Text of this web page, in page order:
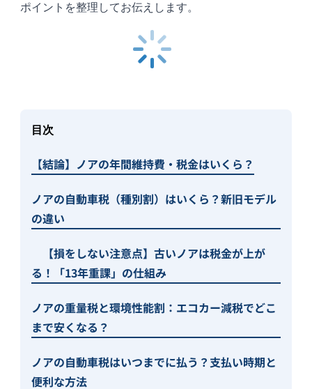
ポイントを整理してお伝えします。
目次
【結論】ノアの年間維持費・税金はいくら？
ノアの自動車税（種別割）はいくら？新旧モデル
の違い
【損をしない注意点】古いノアは税金が上が
る！「13年重課」の仕組み
ノアの重量税と環境性能割：エコカー減税でどこ
まで安くなる？
ノアの自動車税はいつまでに払う？支払い時期と
便利な方法